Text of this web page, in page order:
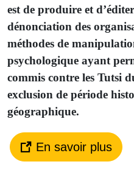
est de produire et
dénonciation des
méthodes de
psychologique ayant
commis contre les Tutsi
exclusion de période
géographique.
En savoir plus